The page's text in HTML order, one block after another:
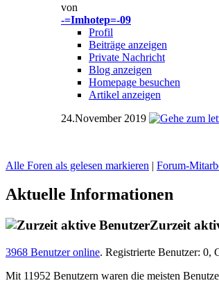
von
-=Imhotep=-09
Profil
Beiträge anzeigen
Private Nachricht
Blog anzeigen
Homepage besuchen
Artikel anzeigen
24.November 2019
Alle Foren als gelesen markieren | Forum-
Aktuelle Informationen
Zurzeit
3968 Benutzer online. Registrierte Benutzer: 0,
Mit 11952 Benutzern waren die meisten